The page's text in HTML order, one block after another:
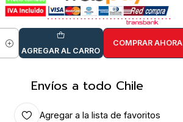
AGREGAR AL CARRO
COMPRAR AHORA
Envíos a todo Chile
Agregar a la lista de favoritos